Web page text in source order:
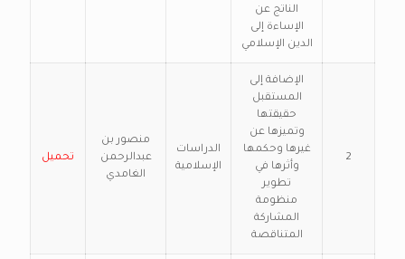
الناتج عن
الإساءة إلى
الدين الإسلامي
2
الإضافة إلى
المستقبل
حقيقتها
وتميزها عن
غيرها وحكمها
وأثرها في
تطوير
منظومة
المشاركة
المتناقصة
الدراسات
الإسلامية
منصور بن
عبدالرحمن
الغامدي
تحميل